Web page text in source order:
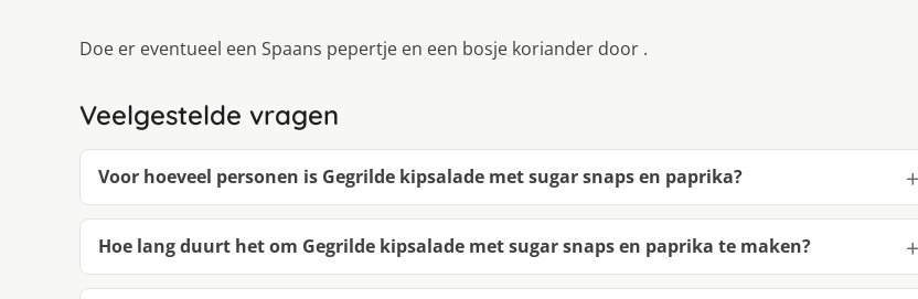
Doe er eventueel een Spaans pepertje en een bosje koriander door .
Veelgestelde vragen
Voor hoeveel personen is Gegrilde kipsalade met sugar snaps en paprika?
Hoe lang duurt het om Gegrilde kipsalade met sugar snaps en paprika te maken?